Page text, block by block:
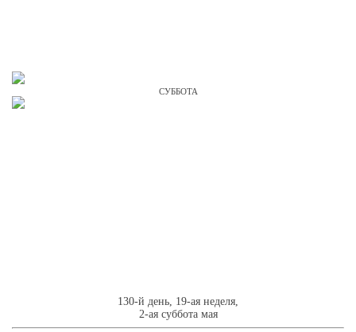
СУББОТА
130-й день, 19-ая неделя,
2-ая суббота мая